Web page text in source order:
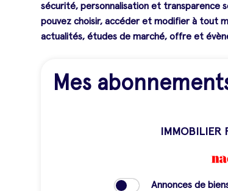
sécurité, personnalisation et transparence
pouvez choisir, accéder et modifier à tout
actualités, études de marché, offre et
Mes
IMMOBILIER
Annonces de